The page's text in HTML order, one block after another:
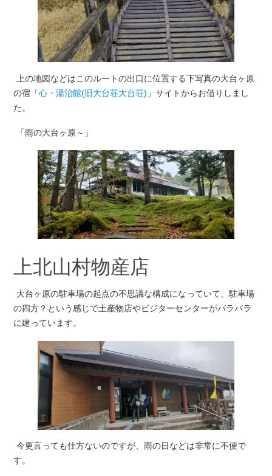
上の地図などはこのルートの出口に位置する下写真の大台ヶ原
の宿「心・湯治館(旧大台荘大台荘) 」サイトからお借りしまし
た。
「雨の大台ヶ原～」
上北山村物産店
大台ヶ原の駐車場の起点の不思議な構成になっていて、駐車場
の四方？という感じで土産物店やビジターセンターがバラバラ
に建っています。
今更言っても仕方ないのですが、雨の日などは非常に不便で
す。